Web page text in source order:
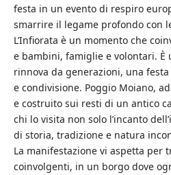
festa in un evento di respiro
smarrire il legame profondo con
L’Infiorata è un momento che
e bambini, famiglie e volontari. È
rinnova da generazioni, una
e condivisione. Poggio Moiano,
e costruito sui resti di un antico
chi lo visita non solo l’incanto
di storia, tradizione e natura
La manifestazione vi aspetta per
coinvolgenti, in un borgo dove